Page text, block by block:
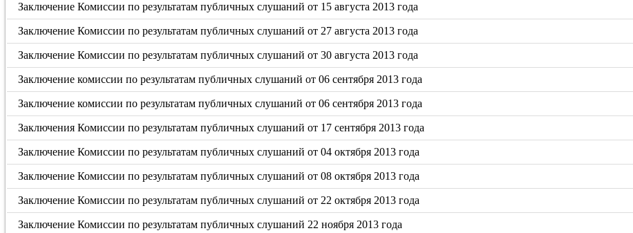
Заключение Комиссии по результатам публичных слушаний от 15 августа 2013 года
Заключение Комиссии по результатам публичных слушаний от 27 августа 2013 года
Заключение Комиссии по результатам публичных слушаний от 30 августа 2013 года
Заключение комиссии по результатам публичных слушаний от 06 сентября 2013 года
Заключение комиссии по результатам публичных слушаний от 06 сентября 2013 года
Заключения Комиссии по результатам публичных слушаний от 17 сентября 2013 года
Заключение Комиссии по результатам публичных слушаний от 04 октября 2013 года
Заключение Комиссии по результатам публичных слушаний от 08 октября 2013 года
Заключение Комиссии по результатам публичных слушаний от 22 октября 2013 года
Заключение Комиссии по результатам публичных слушаний 22 ноября 2013 года